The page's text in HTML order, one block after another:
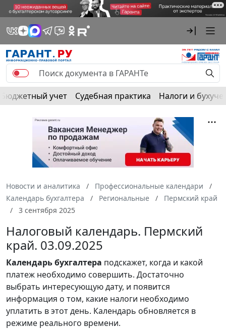
Бюджетный учет Судебная практика Налоги и
Новости и аналитика
Профессиональные календари
Календарь бухгалтера
Региональные
Пермский край
3 сентября 2025
Налоговый календарь. Пермский
край. 03.09.2025
Календарьбухгалтера подскажет, когда и какой
платеж необходимо совершить. Достаточно
выбрать интересующую дату, и появится
информация о том, какие налоги необходимо
уплатить в этот день. Календарь обновляется в
режиме реального времени.